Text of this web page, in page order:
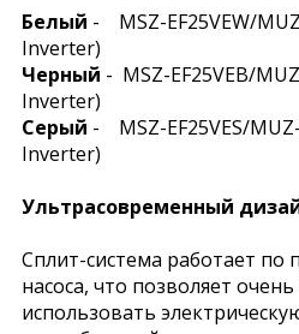
Белый - MSZ-EF25VEW/
Inverter)
Черный - MSZ-EF25VEB/
Inverter)
Серый - MSZ-EF25VES/
Inverter)
Ультрасовременный
Сплит-система работает по
насоса, что позволяет
использовать